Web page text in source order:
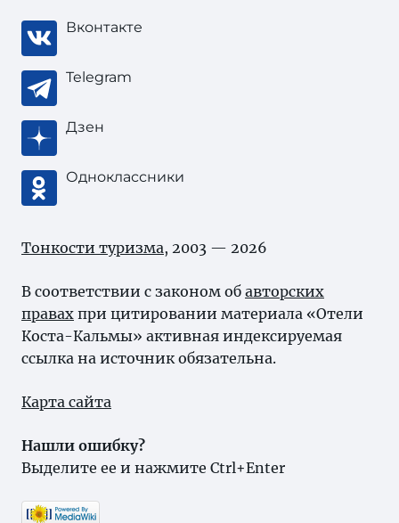
Вконтакте
Telegram
Дзен
Одноклассники
Тонкости туризма, 2003 — 2026
В соответствии с законом об авторских
правах при цитировании материала «Отели
Коста-Кальмы» активная индексируемая
ссылка на источник обязательна.
Карта сайта
Нашли ошибку?
Выделите ее и нажмите Ctrl+Enter